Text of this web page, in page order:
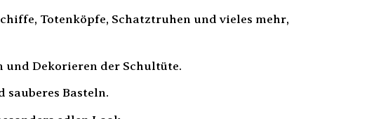
Totenköpfe, Schatztruhen und vieles mehr,
Dekorieren der Schultüte.
Basteln.